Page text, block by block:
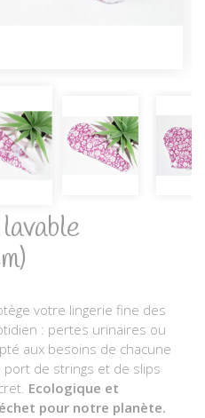
votre lingerie fine des
: pertes urinaires ou
aux besoins de chacune
de strings et de slips
Ecologique et
pour notre planète.